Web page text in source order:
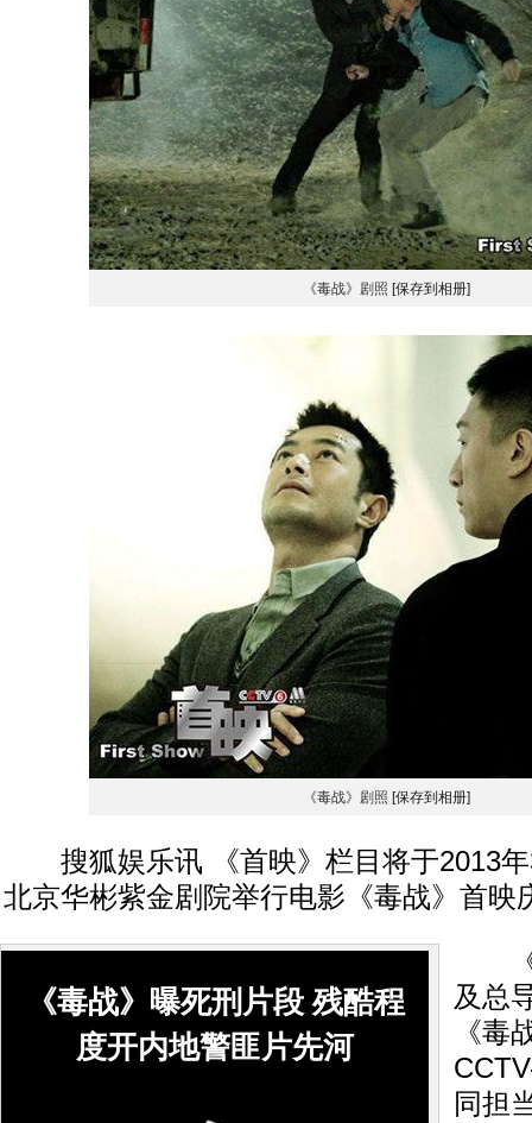
《毒战》剧照 [保存到相册]
《毒战》剧照 [保存到相册]
搜狐娱乐讯 《首映》栏目将于2013年
北京华彬紫金剧院举行电影《毒战》首映
《毒战》曝死刑片段 残酷程
度开内地警匪片先河
《
及总
《毒
同担